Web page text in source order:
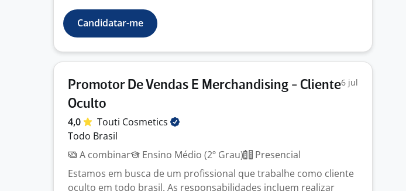
Candidatar-me
Promotor De Vendas E Merchandising - Cliente
Oculto
6 jul
4,0 Touti Cosmetics
Todo Brasil
A combinar
Ensino Médio (2º Grau)
Presencial
Estamos em busca de um profissional que trabalhe como cliente
oculto em todo brasil. As responsabilidades incluem realizar